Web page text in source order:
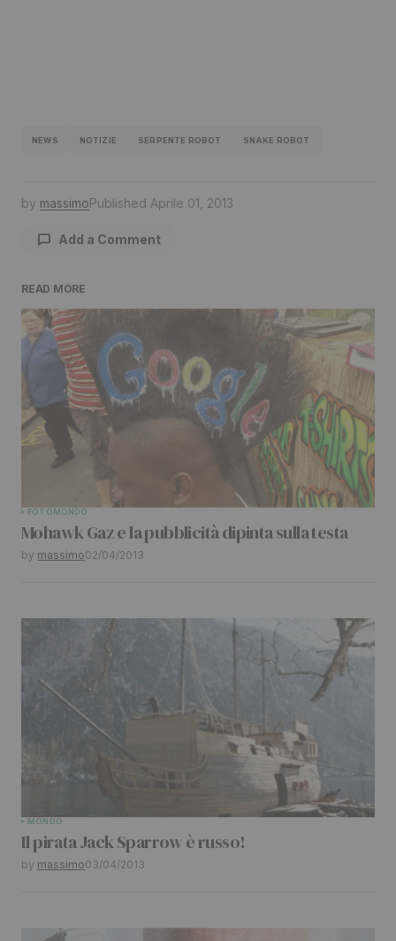
NEWS NOTIZIE SERPENTE ROBOT SNAKE ROBOT
by massimoPublished Aprile 01, 2013
Add a Comment
Il tuo indirizzo email non sarà pubblicato. I
campi obbligatori sono contrassegnati*
Comment
Your Name *
READ MORE
FOTOMONDO
Mohawk Gaz e la pubblicità dipinta sulla testa
by massimo02/04/2013
MONDO
Il pirata Jack Sparrow è russo!
by massimo03/04/2013